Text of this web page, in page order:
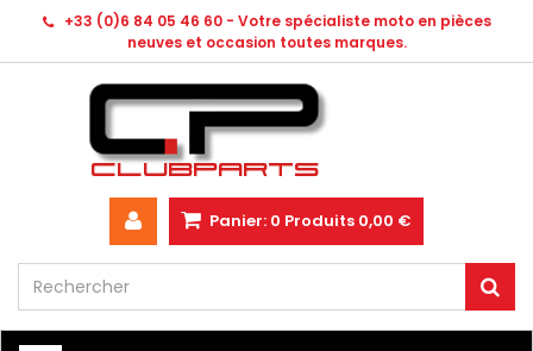
+33 (0)6 84 05 46 60 - Votre spécialiste moto en pièces
neuves et occasion toutes marques.
Panier: 0 Produits 0,00 €